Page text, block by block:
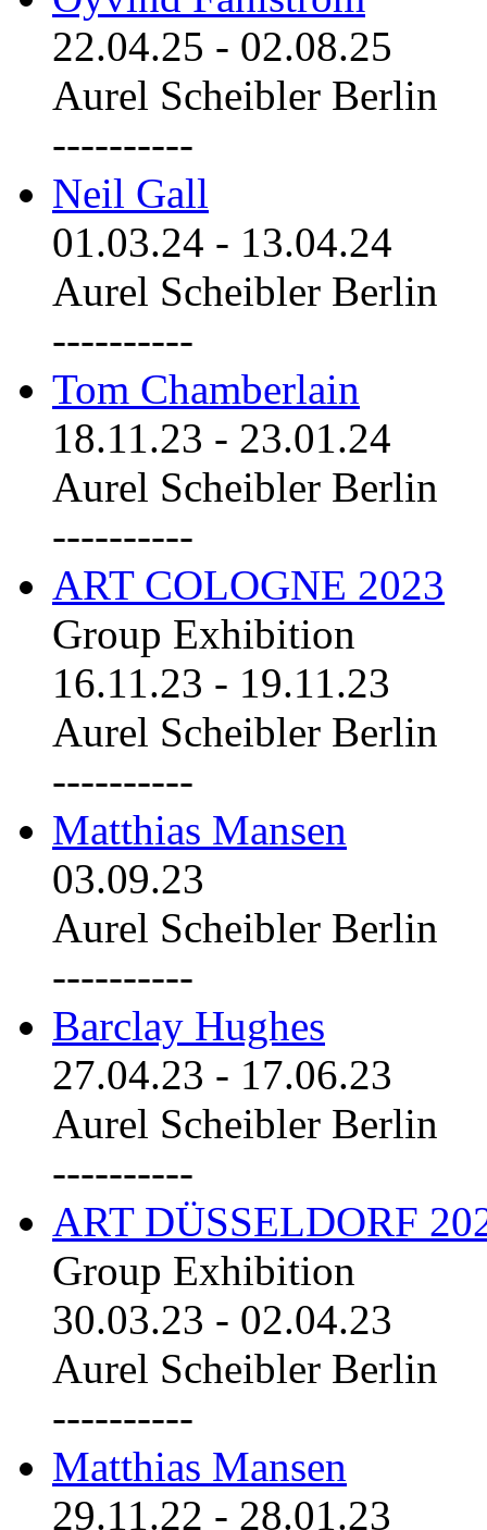
22.04.25 - 02.08.25
Aurel Scheibler Berlin
----------
Neil Gall
01.03.24 - 13.04.24
Aurel Scheibler Berlin
----------
Tom Chamberlain
18.11.23 - 23.01.24
Aurel Scheibler Berlin
----------
ART COLOGNE 2023
Group Exhibition
16.11.23 - 19.11.23
Aurel Scheibler Berlin
----------
Matthias Mansen
03.09.23
Aurel Scheibler Berlin
----------
Barclay Hughes
27.04.23 - 17.06.23
Aurel Scheibler Berlin
----------
ART DÜSSELDORF
Group Exhibition
30.03.23 - 02.04.23
Aurel Scheibler Berlin
----------
Matthias Mansen
29.11.22 - 28.01.23